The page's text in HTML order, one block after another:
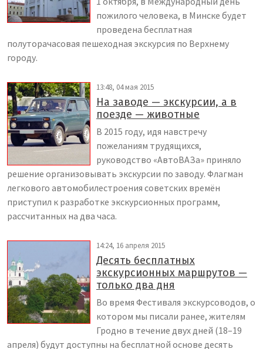
пожилого человека, в Минске будет
проведена бесплатная
полуторачасовая пешеходная экскурсия по Верхнему
городу.
13:48, 04 мая 2015
На заводе — экскурсии, а в
поезде — животные
В 2015 году, идя навстречу
пожеланиям трудящихся,
руководство «АвтоВАЗа» приняло
решение организовывать экскурсии по заводу. Флагман
легкового автомобилестроения советских времён
приступил к разработке экскурсионных программ,
рассчитанных на два часа.
14:24, 16 апреля 2015
Десять бесплатных
экскурсионных маршрутов —
только два дня
Во время Фестиваля экскурсоводов, о
котором мы писали ранее, жителям
Гродно в течение двух дней (18–19
апреля) будут доступны на бесплатной основе десять